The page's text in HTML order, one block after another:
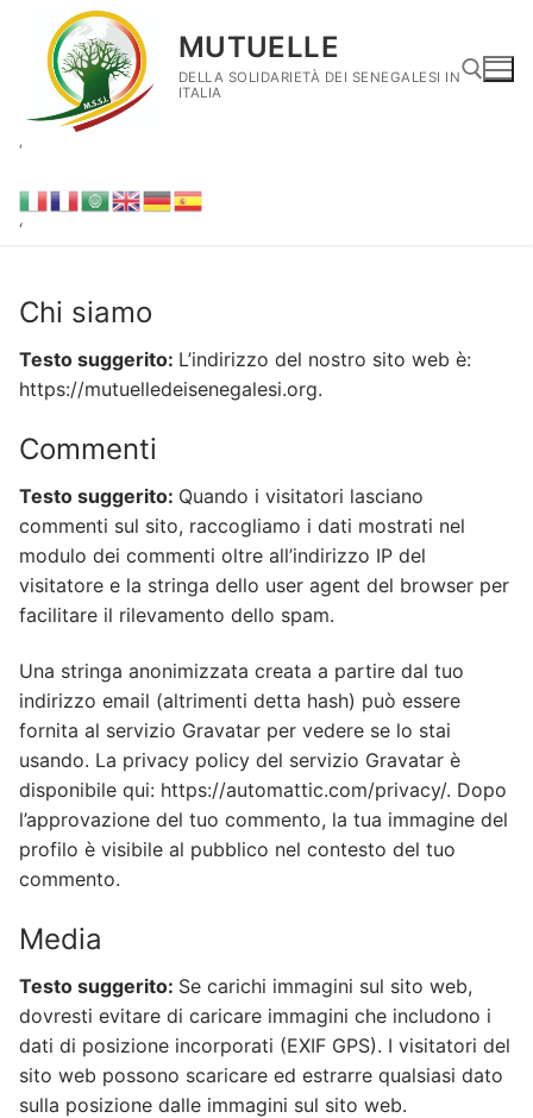
contenuto
MUTUELLE
DELLA SOLIDARIETÀ DEI SENEGALESI IN
ITALIA
‘
‘
Chi siamo
Testo suggerito: L’indirizzo del nostro sito web è:
https://mutuelledeisenegalesi.org.
Commenti
Testo suggerito: Quando i visitatori lasciano
commenti sul sito, raccogliamo i dati mostrati nel
modulo dei commenti oltre all’indirizzo IP del
visitatore e la stringa dello user agent del browser per
facilitare il rilevamento dello spam.
Una stringa anonimizzata creata a partire dal tuo
indirizzo email (altrimenti detta hash) può essere
fornita al servizio Gravatar per vedere se lo stai
usando. La privacy policy del servizio Gravatar è
disponibile qui: https://automattic.com/privacy/. Dopo
l’approvazione del tuo commento, la tua immagine del
profilo è visibile al pubblico nel contesto del tuo
commento.
Media
Testo suggerito: Se carichi immagini sul sito web,
dovresti evitare di caricare immagini che includono i
dati di posizione incorporati (EXIF GPS). I visitatori del
sito web possono scaricare ed estrarre qualsiasi dato
sulla posizione dalle immagini sul sito web.